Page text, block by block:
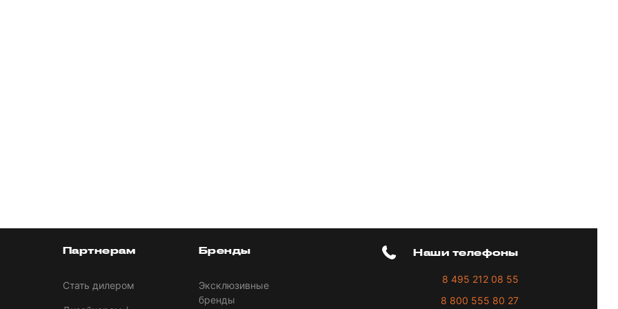
Партнерам
Стать дилером
Бренды
Эксклюзивные
бренды
Наши телефоны
8 495 212 08 55
8 800 555 80 27